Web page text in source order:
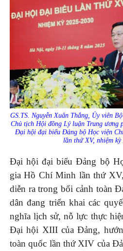
GS.TS. Nguyễn Xuân Thắng, Ủy viên
Chủ tịch Hội đồng Lý luận Trung ương
Đại hộiđại biểu Đảng bộ Học viện
lần thứ XV, nhiệm kỳ
Đại hội đại biểu Đảng bộ
gia Hồ Chí Minh lần thứ
diễn ra trong bối cảnh toàn
dân đang triển khai các
nghĩa lịch sử, nỗ lực thực
Đại hội XIII của Đảng,
toàn quốc lần thứ XIV của